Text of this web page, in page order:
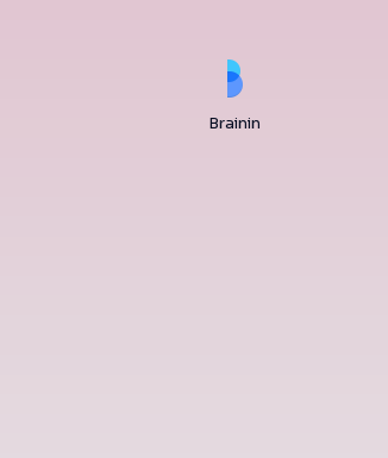
Brainin